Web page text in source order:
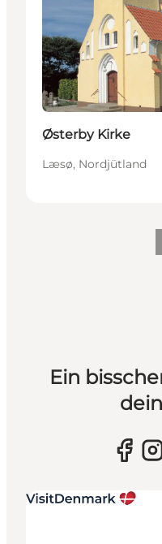
Østerby Kirke
Læsø, Nordjütland
Ein